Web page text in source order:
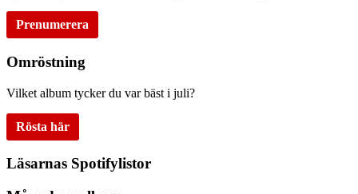
Prenumerera
Omröstning
Vilket album tycker du var bäst i juli?
Rösta här
Läsarnas Spotifylistor